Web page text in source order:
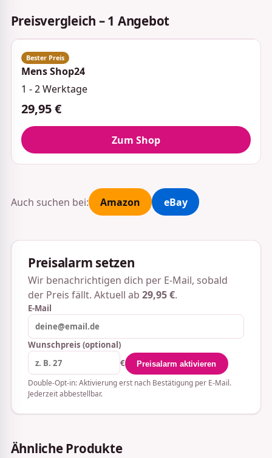
Preisvergleich – 1 Angebot
Mens Shop24
1 - 2 Werktage
29,95 €
Zum Shop
Auch suchen bei: Amazon eBay
Preisalarm setzen
Wir benachrichtigen dich per E-Mail, sobald
der Preis fällt. Aktuell ab 29,95 €.
E-Mail
Wunschpreis (optional)
€
Preisalarm aktivieren
Double-Opt-in: Aktivierung erst nach Bestätigung per E-Mail.
Jederzeit abbestellbar.
Ähnliche Produkte